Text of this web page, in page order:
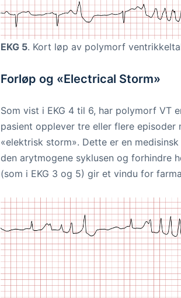
EKG 5. Kort løp av polymorf
Forløp og «Electrical Storm»
Som vist i EKG 4 til 6, har polymorf VT
pasient opplever tre eller flere
«elektrisk storm». Dette er en
den arytmogene syklusen og forhindre
(som i EKG 3 og 5) gir et vindu for